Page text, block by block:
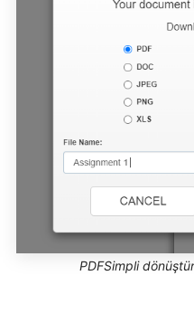
PDFSimpli